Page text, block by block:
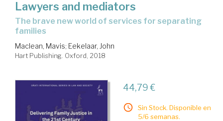
Lawyers and mediators
the brave new world of services for separating
families
Maclean, Mavis; Eekelaar, John
Hart Publishing. Oxford, 2018
44,79 €
Sin Stock. Disponible en
5/6 semanas.